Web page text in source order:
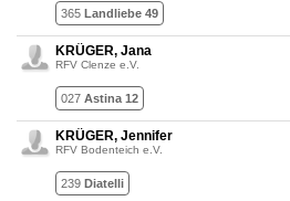
365 Landliebe 49
KRÜGER, Jana
RFV Clenze e.V.
027 Astina 12
KRÜGER, Jennifer
RFV Bodenteich e.V.
239 Diatelli